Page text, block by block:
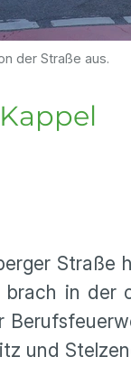
der Straße aus.
Straße
in der
und